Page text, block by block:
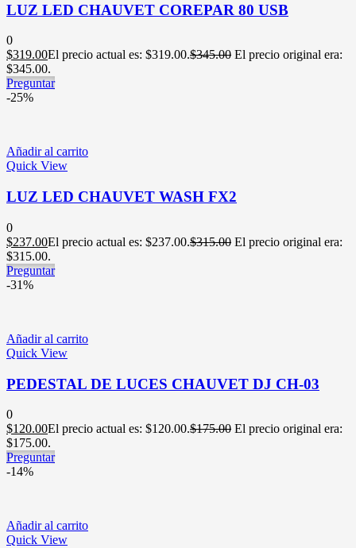
LUZ LED CHAUVET COREPAR 80 USB
0
$319.00El precio actual es: $319.00.$345.00 El precio original era:
$345.00.
Preguntar
-25%
Añadir al carrito
Quick View
LUZ LED CHAUVET WASH FX2
0
$237.00El precio actual es: $237.00.$315.00 El precio original era:
$315.00.
Preguntar
-31%
Añadir al carrito
Quick View
PEDESTAL DE LUCES CHAUVET DJ CH-03
0
$120.00El precio actual es: $120.00.$175.00 El precio original era:
$175.00.
Preguntar
-14%
Añadir al carrito
Quick View